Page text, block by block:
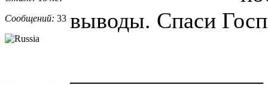
Сообщений: 33 выводы. Спаси